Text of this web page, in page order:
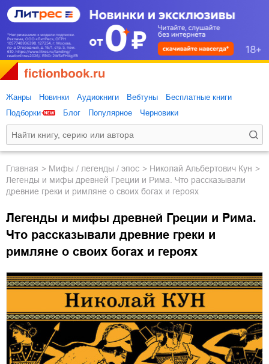
Жанры Новинки Аудиокниги Вебтуны
Бесплатные книги
Подборки
Блог Популярное Черновики
Главная мифы / легенды / эпос
Николай Альбертович Кун
Легенды и мифы древней Греции и Рима. Что рассказывали
древние греки и римляне о своих богах и героях
Легенды и мифы древней Греции и Рима.
Что рассказывали древние греки и
римляне о своих богах и героях